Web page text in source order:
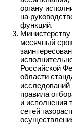
органу
на
функций.
месячный
Российской
области
правила
и исполнения
сетей